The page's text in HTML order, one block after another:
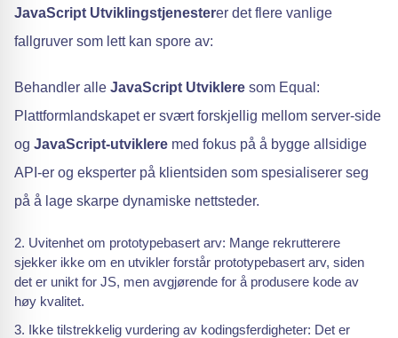
JavaScript Utviklingstjenesterer det flere vanlige
fallgruver som lett kan spore av:
Behandler alle JavaScript Utviklere som Equal:
Plattformlandskapet er svært forskjellig mellom server-side
og JavaScript-utviklere med fokus på å bygge allsidige
API-er og eksperter på klientsiden som spesialiserer seg
på å lage skarpe dynamiske nettsteder.
Uvitenhet om prototypebasert arv: Mange rekrutterere
sjekker ikke om en utvikler forstår prototypebasert arv, siden
det er unikt for JS, men avgjørende for å produsere kode av
høy kvalitet.
Ikke tilstrekkelig vurdering av kodingsferdigheter: Det er